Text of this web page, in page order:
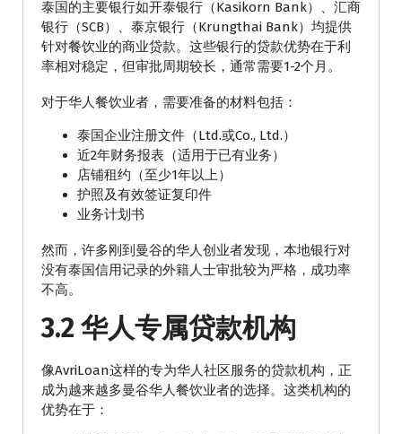
泰国的主要银行如开泰银行（Kasikorn Bank）、汇商
银行（SCB）、泰京银行（Krungthai Bank）均提供
针对餐饮业的商业贷款。这些银行的贷款优势在于利
率相对稳定，但审批周期较长，通常需要1-2个月。
对于华人餐饮业者，需要准备的材料包括：
泰国企业注册文件（Ltd.或Co., Ltd.）
近2年财务报表（适用于已有业务）
店铺租约（至少1年以上）
护照及有效签证复印件
业务计划书
然而，许多刚到曼谷的华人创业者发现，本地银行对
没有泰国信用记录的外籍人士审批较为严格，成功率
不高。
3.2 华人专属贷款机构
像AvriLoan这样的专为华人社区服务的贷款机构，正
成为越来越多曼谷华人餐饮业者的选择。这类机构的
优势在于：